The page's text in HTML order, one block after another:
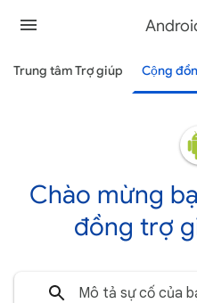
Trung tâm Trợ giúp Cộng
Chào mừng
đồng trợ